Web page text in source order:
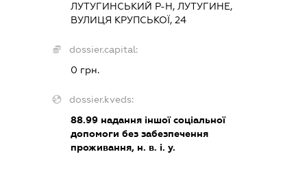
ЛУТУГИНСЬКИЙ Р-Н, ЛУТУГИНЕ,
ВУЛИЦЯ КРУПСЬКОЇ, 24
dossier.capital:
0 грн.
dossier.kveds:
88.99 надання іншої соціальної
допомоги без забезпечення
проживання, н. в. і. у.